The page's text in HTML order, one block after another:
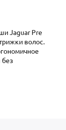
Jaguar Pre
волос.